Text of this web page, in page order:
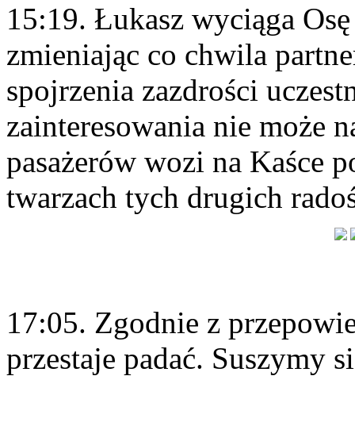
15:19. Łukasz wyciąga
zmieniając co chwila
spojrzenia zazdrości
zainteresowania nie może
pasażerów wozi na Kaśce
twarzach tych drugich
17:05. Zgodnie z
przestaje padać. Suszymy